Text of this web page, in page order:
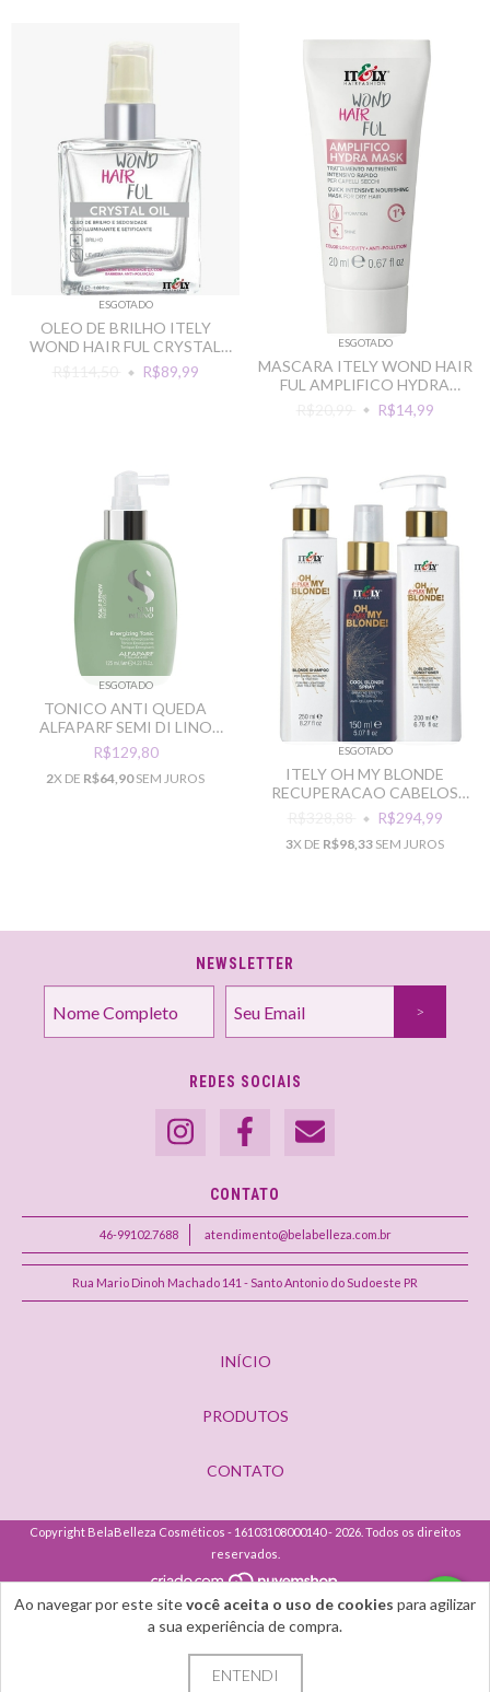
Ao navegar por este sitevocê aceita o uso de cookies para agilizar
a sua experiência de compra.
ENTENDI
ESGOTADO
OLEO DE BRILHO ITELY
WOND HAIR FUL CRYSTAL
OIL 50ML
R$114,50 R$89,99
ESGOTADO
MASCARA ITELY WOND HAIR
FUL AMPLIFICO HYDRA
NUTRITIVO INTENSIVO
20ML
R$20,99 R$14,99
ESGOTADO
TONICO ANTI QUEDA
ALFAPARF SEMI DI LINO
ENERGIZING 125ML
R$129,80
2X DE R$64,90SEM JUROS
ESGOTADO
ITELY OH MY BLONDE
RECUPERACAO CABELOS
LOIROS
R$328,88 R$294,99
3X DE R$98,33 SEM JUROS
NEWSLETTER
REDES SOCIAIS
CONTATO
46-99102.7688 atendimento@belabelleza.com.br
Rua Mario Dinoh Machado 141 - Santo Antonio do Sudoeste PR
INÍCIO
PRODUTOS
CONTATO
Copyright BelaBelleza Cosméticos - 16103108000140 - 2026. Todos os direitos
reservados.